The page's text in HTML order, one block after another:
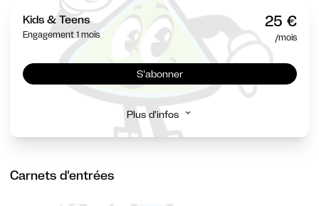
Kids & Teens
Engagement 1 mois
25 €
/mois
S'abonner
Plus d'infos
Carnets d'entrées